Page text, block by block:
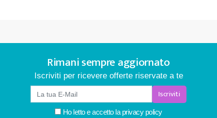
Rimani sempre aggiornato
Iscriviti per ricevere offerte riservate a te
Iscriviti
Ho letto e accetto la privacy policy